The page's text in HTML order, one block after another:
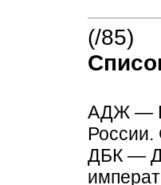
(/85)
АДЖ —
ДБК —